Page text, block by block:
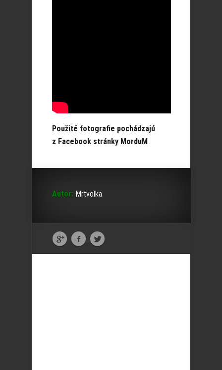
Použité fotografie pochádzajú
z Facebook stránky MorduM
Autor: Mrtvolka